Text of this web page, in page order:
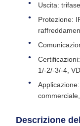
Uscita:
Protezione:
1/-2/-3/-4,
Descrizione